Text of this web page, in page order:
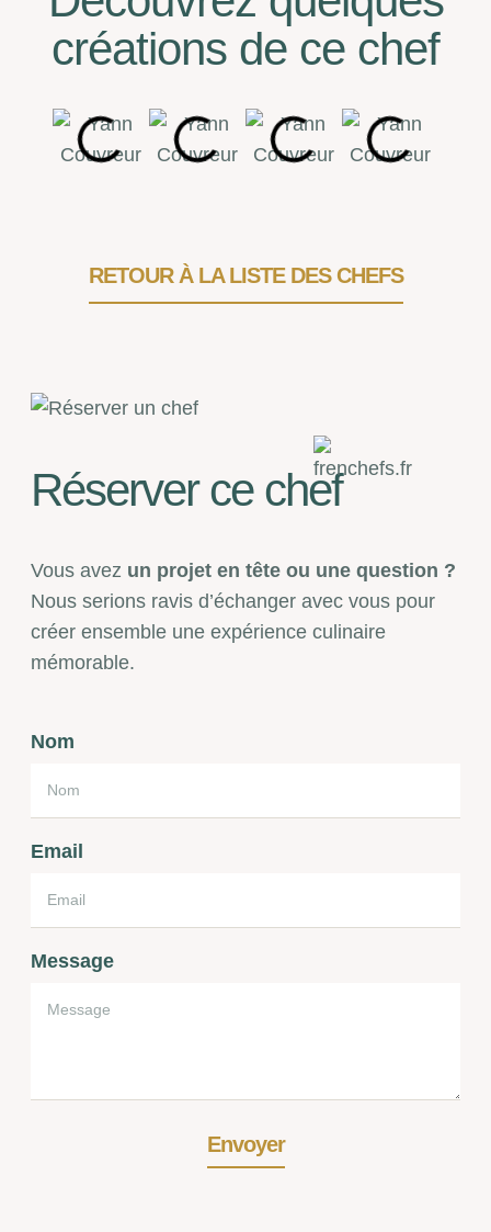
créations de ce chef
RETOUR À LA LISTE DES CHEFS
Réserver ce chef
Vous avez un projet en tête ou une question ?
Nous serions ravis d’échanger avec vous pour
créer ensemble une expérience culinaire
mémorable.
Nom
Email
Message
Envoyer